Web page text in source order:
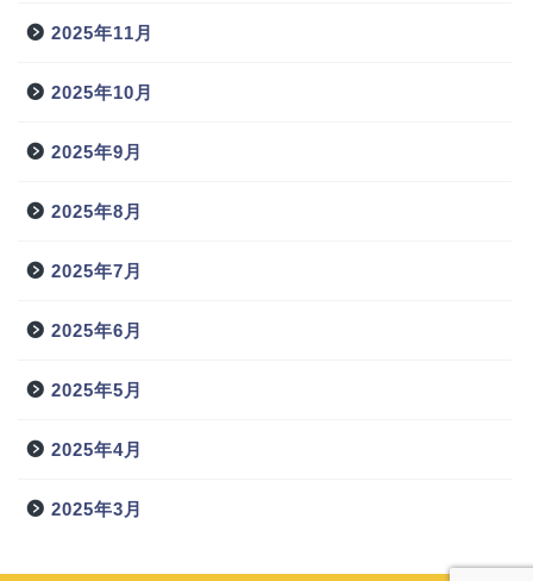
2025年11月
2025年10月
2025年9月
2025年8月
2025年7月
2025年6月
2025年5月
2025年4月
2025年3月